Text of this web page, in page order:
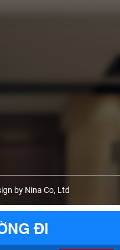
by Nina Co, Ltd
ĐI